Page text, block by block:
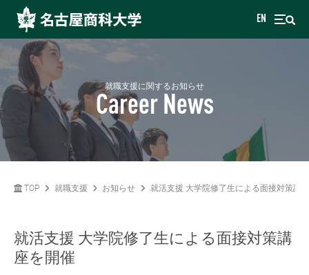
EN
就職支援に関するお知らせ
Career News
TOP 就職支援 お知らせ 就活支援 大学院修了生による面接対策講
就活支援 大学院修了生による面接対策講
座を開催